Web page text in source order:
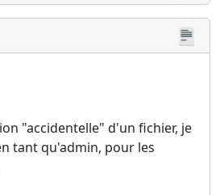
"accidentelle" d'un fichier, je
tant qu'admin, pour les